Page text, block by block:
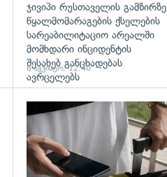
ჯივიპი რუსთაველის გამზირზე
წყალმომარაგების ქსელების
სარეაბილიტაციო არეალში
მომხდარი ინციდენტის
შესახებ განცხადებას
ავრცელებს
6 აგვისტო, 12:40
გადახედვა